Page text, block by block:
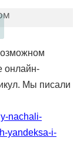
онлайн-
Мы писали
nachali-
yandeksa-i-